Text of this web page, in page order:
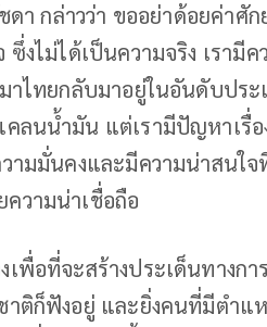
า กล่าวว่า ขออย่าด้อยค่าศั
งไม่ได้เป็นความจริง เรามีค
าไทยกลับมาอยู่ในอันดับปร
ลนน้ำมัน แต่เรามีปัญหาเรื่
ามมั่นคงและมีความน่าสนใ
วามน่าเชื่อถือ
พื่อที่จะสร้างประเด็นทางก
ติก็ฟังอยู่ และยิ่งคนที่มีตำแ